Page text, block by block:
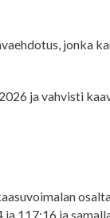
jonka
ja vahvisti
117:16 ja